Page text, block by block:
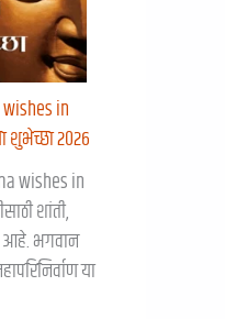
wishes in
शुभेच्छा २०२६
wishes in
शांती,
आहे. भगवान
या